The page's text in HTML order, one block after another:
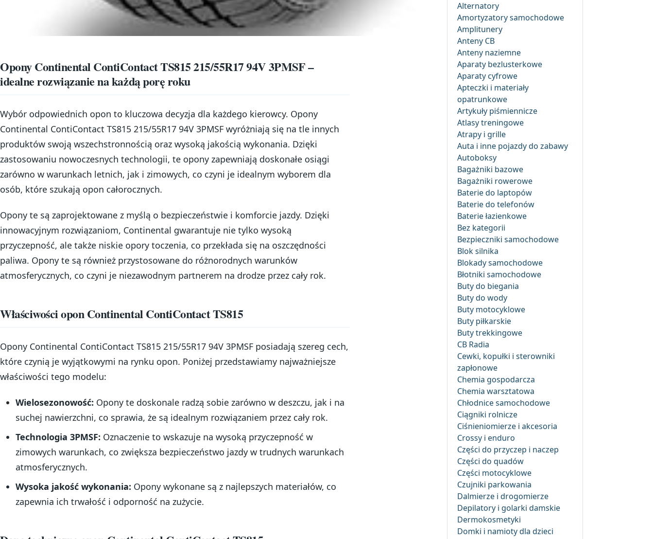
Opony Continental ContiContact TS815 215/55R17 94V 3PMSF –
idealne rozwiązanie na każdą porę roku
Wybór odpowiednich opon to kluczowa decyzja dla każdego kierowcy. Opony
Continental ContiContact TS815 215/55R17 94V 3PMSF wyróżniają się na tle innych
produktów swoją wszechstronnością oraz wysoką jakością wykonania. Dzięki
zastosowaniu nowoczesnych technologii, te opony zapewniają doskonałe osiągi
zarówno w warunkach letnich, jak i zimowych, co czyni je idealnym wyborem dla
osób, które szukają opon całorocznych.
Opony te są zaprojektowane z myślą o bezpieczeństwie i komforcie jazdy. Dzięki
innowacyjnym rozwiązaniom, Continental gwarantuje nie tylko wysoką
przyczepność, ale także niskie opory toczenia, co przekłada się na oszczędności
paliwa. Opony te są również przystosowane do różnorodnych warunków
atmosferycznych, co czyni je niezawodnym partnerem na drodze przez cały rok.
Właściwości opon Continental ContiContact TS815
Opony Continental ContiContact TS815 215/55R17 94V 3PMSF posiadają szereg cech,
które czynią je wyjątkowymi na rynku opon. Poniżej przedstawiamy najważniejsze
właściwości tego modelu:
Wielosezonowość: Opony te doskonale radzą sobie zarówno w deszczu, jak i na
suchej nawierzchni, co sprawia, że są idealnym rozwiązaniem przez cały rok.
Technologia 3PMSF: Oznaczenie to wskazuje na wysoką przyczepność w
zimowych warunkach, co zwiększa bezpieczeństwo jazdy w trudnych warunkach
atmosferycznych.
Wysoka jakość wykonania: Opony wykonane są z najlepszych materiałów, co
zapewnia ich trwałość i odporność na zużycie.
Alternatory
Amortyzatory samochodowe
Amplitunery
Anteny CB
Anteny naziemne
Aparaty bezlusterkowe
Aparaty cyfrowe
Apteczki i materiały
opatrunkowe
Artykuły piśmiennicze
Atlasy treningowe
Atrapy i grille
Auta i inne pojazdy do zabawy
Autoboksy
Bagażniki bazowe
Bagażniki rowerowe
Baterie do laptopów
Baterie do telefonów
Baterie łazienkowe
Bez kategorii
Bezpieczniki samochodowe
Blok silnika
Blokady samochodowe
Błotniki samochodowe
Buty do biegania
Buty do wody
Buty motocyklowe
Buty piłkarskie
Buty trekkingowe
CB Radia
Cewki, kopułki i sterowniki
zapłonowe
Chemia gospodarcza
Chemia warsztatowa
Chłodnice samochodowe
Ciągniki rolnicze
Ciśnieniomierze i akcesoria
Crossy i enduro
Części do przyczep i naczep
Części do quadów
Części motocyklowe
Czujniki parkowania
Dalmierze i drogomierze
Depilatory i golarki damskie
Dermokosmetyki
Domki i namioty dla dzieci